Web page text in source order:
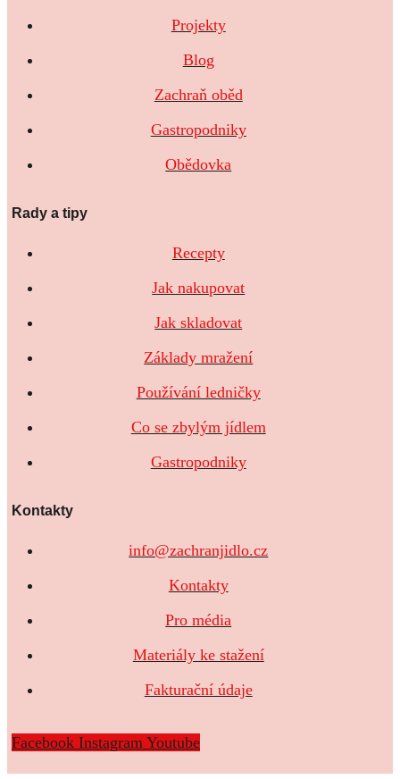
Projekty
Blog
Zachraň oběd
Gastropodniky
Obědovka
Rady a tipy
Recepty
Jak nakupovat
Jak skladovat
Základy mražení
Používání ledničky
Co se zbylým jídlem
Gastropodniky
Kontakty
info@zachranjidlo.cz
Kontakty
Pro média
Materiály ke stažení
Fakturační údaje
Facebook Instagram Youtube